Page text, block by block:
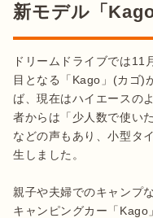
新モデル「
ドリームドライブでは11
目となる「Kago」(カゴ)
ば、現在はハイエースの
者からは「少人数で使い
などの声もあり、小型タ
生しました。
親子や夫婦でのキャンプ
キャンピングカー「Kago